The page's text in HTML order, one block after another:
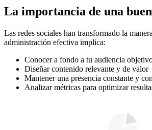
La importancia de una
Las redes sociales han transformado la
administración efectiva implica:
Conocer a fondo a tu audiencia
Diseñar contenido relevante y de valor
Mantener una presencia constante y
Analizar métricas para optimizar